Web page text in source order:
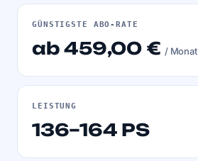
GÜNSTIGSTE ABO-RATE
ab 459,00 €/ Monat
LEISTUNG
136–164 PS